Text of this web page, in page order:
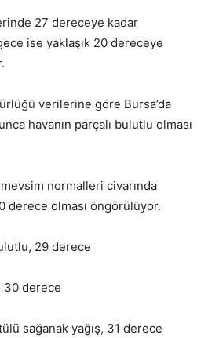
27 dereceye kadar
ise yaklaşık 20 dereceye
verilerine göre Bursa’da
havanın parçalı bulutlu olması
mevsim normalleri civarında
derece olması öngörülüyor.
29 derece
30 derece
sağanak yağış, 31 derece